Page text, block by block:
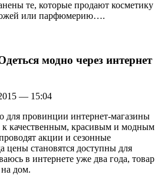
те, которые продают косметику
или парфюмерию….
модно через интернет
— 15:04
для провинции интернет-магазины
к качественным, красивым и модным
акции и сезонные
цены становятся доступны для
в интернете уже два года, товар
дом.